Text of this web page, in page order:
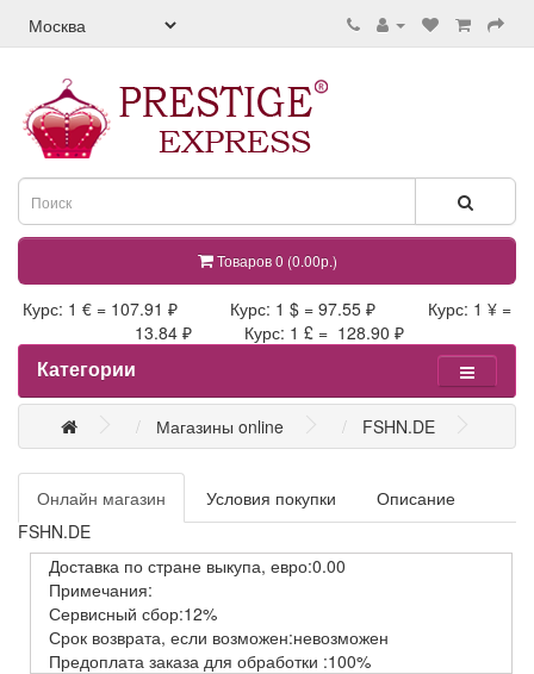
Товаров 0 (0.00р.)
Курс: 1 € = 107.91 ₽ Курс: 1 $ = 97.55 ₽ Курс: 1 ¥ =
13.84 ₽ Курс: 1 £ = 128.90 ₽
Категории
Магазины online FSHN.DE
Онлайн магазин Условия покупки
Описание
FSHN.DE
Доставка по стране выкупа, евро:0.00
Примечания:
Сервисный сбор:12%
Срок возврата, если возможен:невозможен
Предоплата заказа для обработки :100%